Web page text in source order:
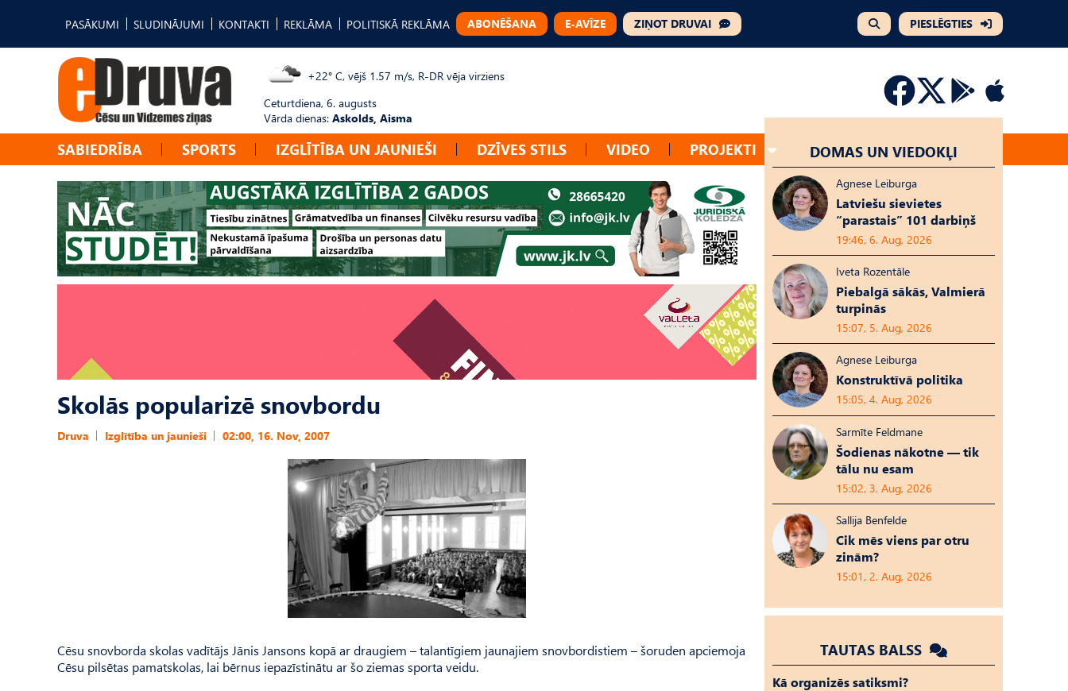
PASĀKUMI SLUDINĀJUMI KONTAKTI REKLĀMA POLITISKĀ REKLĀMA ABONĒŠANA E-AVĪZE ZIŅOT DRUVAI PIESLĒGTIES
+22° C, vējš 1.57 m/s, R-DR vēja virziens
Ceturtdiena, 6. augusts
Vārda dienas: Askolds, Aisma
SABIEDRĪBA SPORTS IZGLĪTĪBA UN JAUNIEŠI DZĪVES STILS VIDEO PROJEKTI
Skolās popularizē snovbordu
Druva Izglītība un jaunieši 02:00, 16. Nov, 2007
Cēsu snovborda skolas vadītājs Jānis Jansons kopā ar draugiem – talantīgiem jaunajiem snovbordistiem – šoruden apciemoja
Cēsu pilsētas pamatskolas, lai bērnus iepazīstinātu ar šo ziemas sporta veidu.
DOMAS UN VIEDOKĻI
Agnese Leiburga
Latviešu sievietes
“parastais” 101 darbiņš
19:46, 6. Aug, 2026
Iveta Rozentāle
Piebalgā sākās, Valmierā
turpinās
15:07, 5. Aug, 2026
Agnese Leiburga
Konstruktīvā politika
15:05, 4. Aug, 2026
Sarmīte Feldmane
Šodienas nākotne — tik
tālu nu esam
15:02, 3. Aug, 2026
Sallija Benfelde
Cik mēs viens par otru
zinām?
15:01, 2. Aug, 2026
TAUTAS BALSS
Kā organizēs satiksmi?